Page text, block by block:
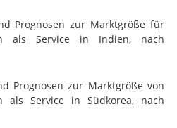
Prognosen zur Marktgröße für
als Service in Indien, nach
Prognosen zur Marktgröße von
als Service in Südkorea, nach